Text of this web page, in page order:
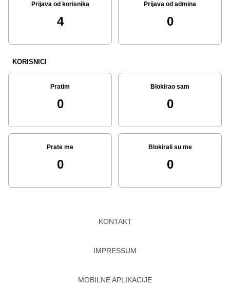
Prijava od korisnika
4
Prijava od admina
0
KORISNICI
Pratim
0
Blokirao sam
0
Prate me
0
Blokirali su me
0
KONTAKT
IMPRESSUM
MOBILNE APLIKACIJE